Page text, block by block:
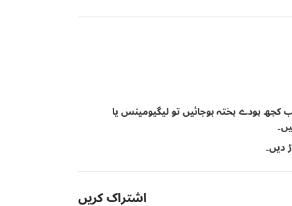
کچھ پودے پختہ ہوجائیں تو لیگیومینس یا
دیں۔
اشتراک کریں